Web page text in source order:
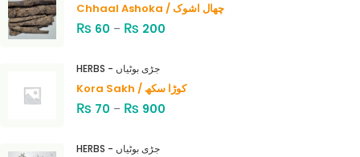
Chhaal Ashoka / چھال اشوک
₨ 60 – ₨ 200
HERBS - جڑی بوٹیاں
Kora Sakh / کوڑا سکھ
₨ 70 – ₨ 900
HERBS - جڑی بوٹیاں